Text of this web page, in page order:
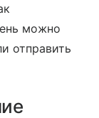
можно
отправить